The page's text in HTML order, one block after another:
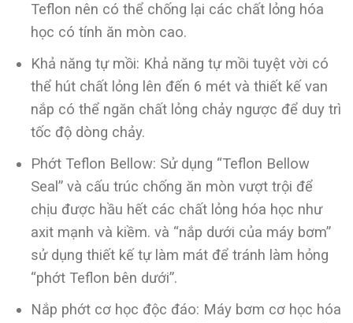
Teflon nên có thể chống lại các chất lỏng hóa
học có tính ăn mòn cao.
Khả năng tự mồi: Khả năng tự mồi tuyệt vời có
thể hút chất lỏng lên đến 6 mét và thiết kế van
nắp có thể ngăn chất lỏng chảy ngược để duy trì
tốc độ dòng chảy.
Phớt Teflon Bellow: Sử dụng “Teflon Bellow
Seal” và cấu trúc chống ăn mòn vượt trội để
chịu được hầu hết các chất lỏng hóa học như
axit mạnh và kiềm. và “nắp dưới của máy bơm”
sử dụng thiết kế tự làm mát để tránh làm hỏng
“phớt Teflon bên dưới”.
Nắp phớt cơ học độc đáo: Máy bơm cơ học hóa